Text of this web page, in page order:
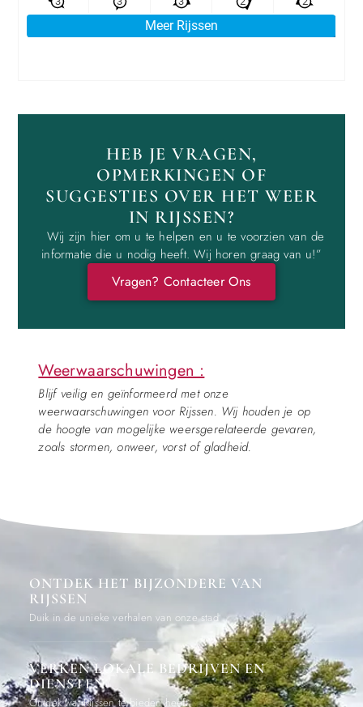
HEB JE VRAGEN,
OPMERKINGEN OF
SUGGESTIES OVER HET WEER
IN RIJSSEN?
Wij zijn hier om u te helpen en u te voorzien van de
informatie die u nodig heeft. Wij horen graag van u!”
Vragen? Contacteer Ons
Weerwaarschuwingen :
Blijf veilig en geïnformeerd met onze
weerwaarschuwingen voor Rijssen. Wij houden je op
de hoogte van mogelijke weersgerelateerde gevaren,
zoals stormen, onweer, vorst of gladheid.
ONTDEK HET BIJZONDERE VAN
RIJSSEN
Duik in de unieke verhalen van onze stad
VERKEN LOKALE BEDRIJVEN EN
DIENSTEN
Ontdek wat Rijssen te bieden heeft